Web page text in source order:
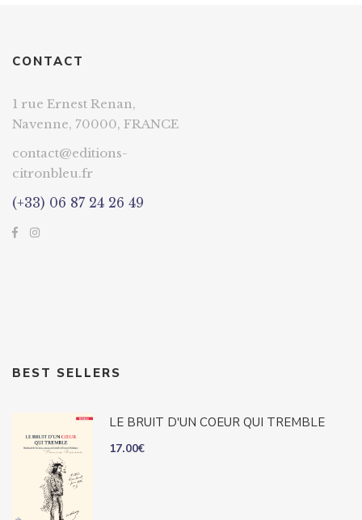
CONTACT
1 rue Ernest Renan,
Navenne, 70000, FRANCE
contact@editions-
citronbleu.fr
(+33) 06 87 24 26 49
BEST SELLERS
LE BRUIT D'UN COEUR QUI TREMBLE
17.00€